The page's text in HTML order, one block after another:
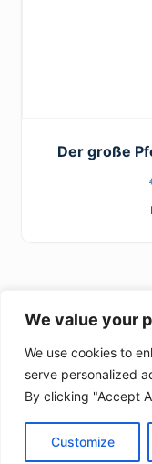
We value your
We use cookies to
serve personalized
By clicking "Accept
Customize
Der große
© 2026 -
AGBs